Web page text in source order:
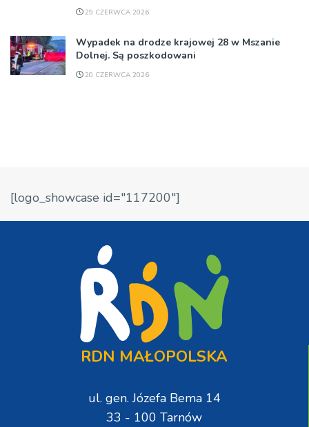
29 CZERWCA 2026
Wypadek na drodze krajowej 28 w Mszanie
Dolnej. Są poszkodowani
20 CZERWCA 2026
[logo_showcase id="117200"]
RDN MAŁOPOLSKA
ul. gen. Józefa Bema 14
33 - 100 Tarnów